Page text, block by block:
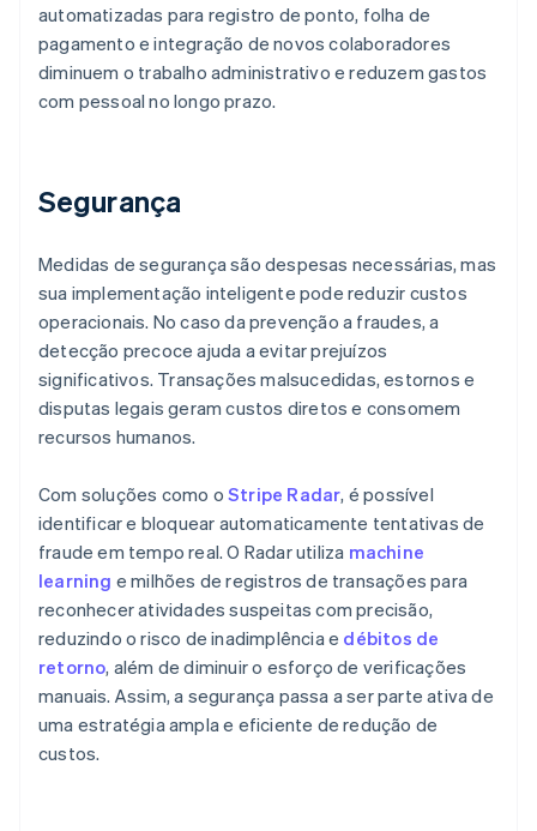
automatizadas para registro de ponto, folha de
pagamento e integração de novos colaboradores
diminuem o trabalho administrativo e reduzem gastos
com pessoal no longo prazo.
Segurança
Medidas de segurança são despesas necessárias, mas
sua implementação inteligente pode reduzir custos
operacionais. No caso da prevenção a fraudes, a
detecção precoce ajuda a evitar prejuízos
significativos. Transações malsucedidas, estornos e
disputas legais geram custos diretos e consomem
recursos humanos.
Com soluções como o Stripe Radar, é possível
identificar e bloquear automaticamente tentativas de
fraude em tempo real. O Radar utiliza machine
learning e milhões de registros de transações para
reconhecer atividades suspeitas com precisão,
reduzindo o risco de inadimplência e débitos de
retorno, além de diminuir o esforço de verificações
manuais. Assim, a segurança passa a ser parte ativa de
uma estratégia ampla e eficiente de redução de
custos.